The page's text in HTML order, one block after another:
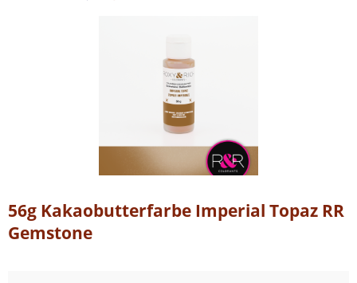
56g Kakaobutterfarbe Imperial Topaz RR
Gemstone